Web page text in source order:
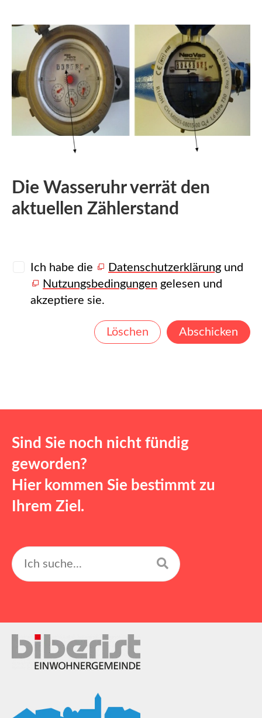
Die Wasseruhr verrät den
aktuellen Zählerstand
Ich habe die Datenschutzerklärung und
Nutzungsbedingungen gelesen und
akzeptiere sie.
Löschen Abschicken
Sind Sie noch nicht fündig
geworden?
Hier kommen Sie bestimmt zu
Ihrem Ziel.